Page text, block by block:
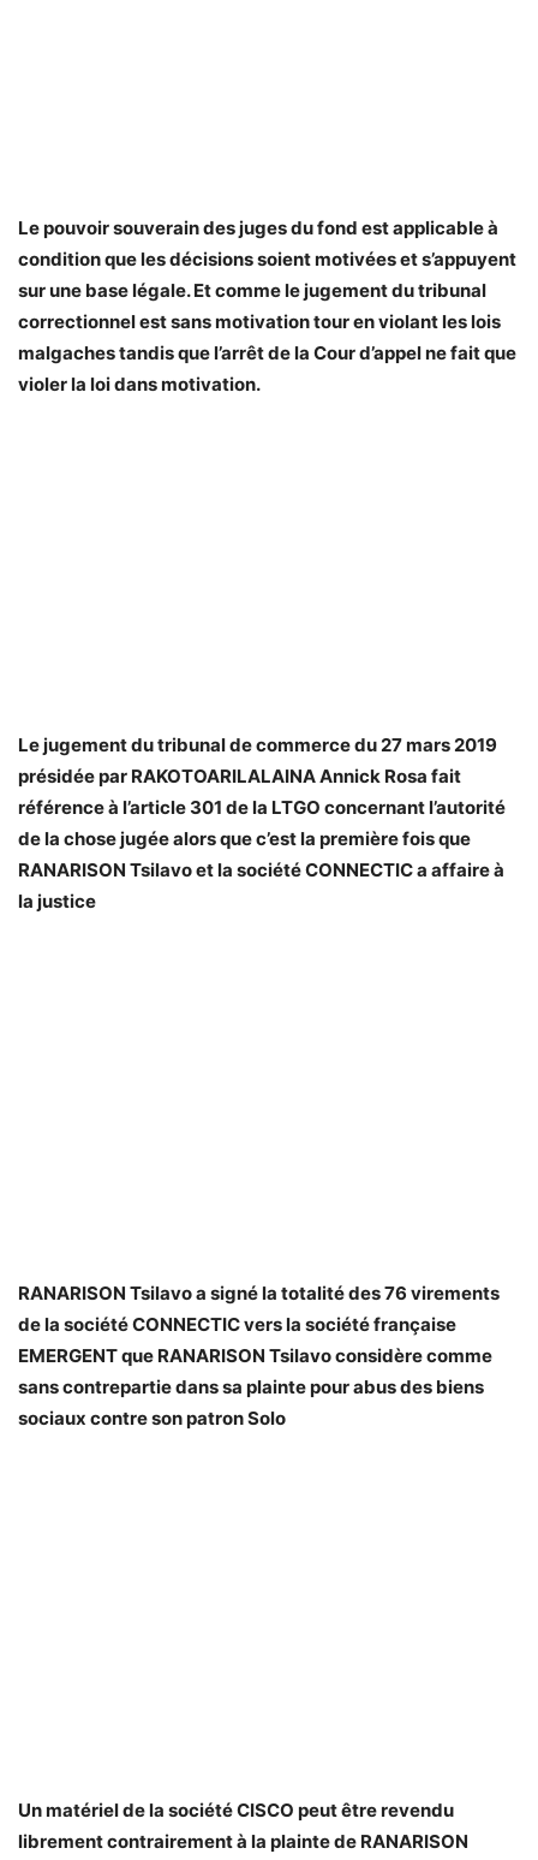
Le pouvoir souverain des juges du fond est applicable à
condition que les décisions soient motivées et s’appuyent
sur une base légale. Et comme le jugement du tribunal
correctionnel est sans motivation tour en violant les lois
malgaches tandis que l’arrêt de la Cour d’appel ne fait que
violer la loi dans motivation.
Le jugement du tribunal de commerce du 27 mars 2019
présidée par RAKOTOARILALAINA Annick Rosa fait
référence à l’article 301 de la LTGO concernant l’autorité
de la chose jugée alors que c’est la première fois que
RANARISON Tsilavo et la société CONNECTIC a affaire à
la justice
RANARISON Tsilavo a signé la totalité des 76 virements
de la société CONNECTIC vers la société française
EMERGENT que RANARISON Tsilavo considère comme
sans contrepartie dans sa plainte pour abus des biens
sociaux contre son patron Solo
Un matériel de la société CISCO peut être revendu
librement contrairement à la plainte de RANARISON